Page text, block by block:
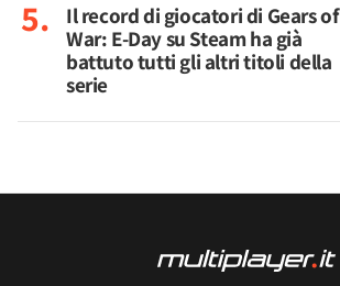
Il record di giocatori di Gears of
War: E-Day su Steam ha già
battuto tutti gli altri titoli della
serie